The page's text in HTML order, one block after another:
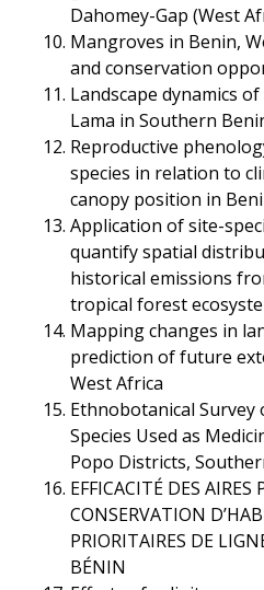
Dahomey-Gap (West
Mangroves in Benin,
and conservation
Landscape dynamics
Lama in Southern
Reproductive
species in relation to
canopy position in
Application of site-
quantify spatial
historical emissions
tropical forest
Mapping changes in
prediction of future
West Africa
Ethnobotanical
Species Used as
Popo Districts,
EFFICACITÉ DES AIRES
CONSERVATION
PRIORITAIRES DE
BÉNIN